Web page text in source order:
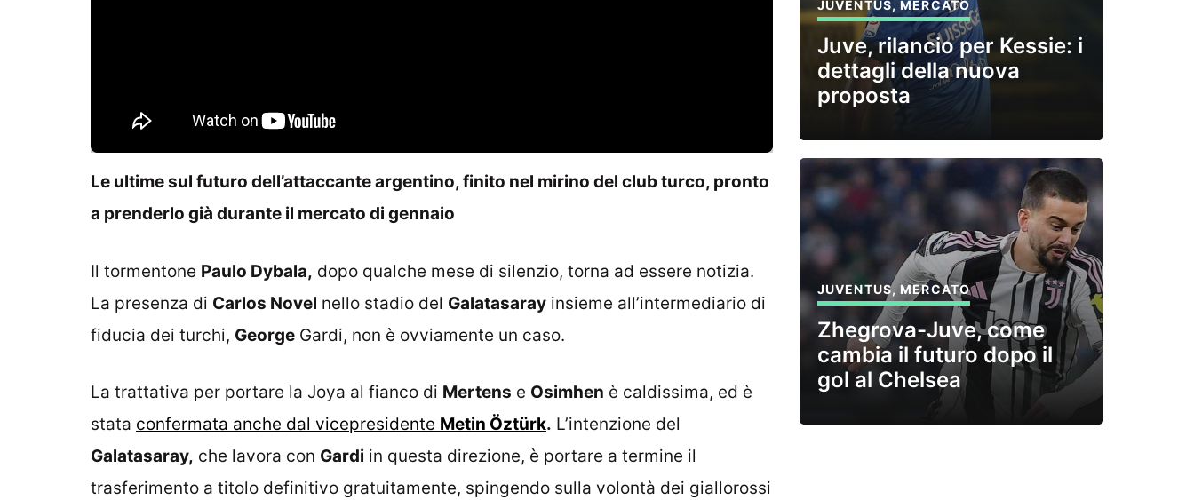
Le ultime sul futuro dell’attaccante argentino, finito nel mirino del club turco, pronto
a prenderlo già durante il mercato di gennaio
Il tormentone Paulo Dybala, dopo qualche mese di silenzio, torna ad essere notizia.
La presenza di Carlos Novel nello stadio del Galatasaray insieme all’intermediario di
fiducia dei turchi, George Gardi, non è ovviamente un caso.
La trattativa per portare la Joya al fianco di Mertens e Osimhen è caldissima, ed è
stata confermata anche dal vicepresidente Metin Öztürk. L’intenzione del
Galatasaray, che lavora con Gardi in questa direzione, è portare a termine il
trasferimento a titolo definitivo gratuitamente, spingendo sulla volontà dei giallorossi
JUVENTUS,MERCATO
Juve, rilancio per Kessie: i
dettagli della nuova
proposta
JUVENTUS,MERCATO
Zhegrova-Juve, come
cambia il futuro dopo il
gol al Chelsea